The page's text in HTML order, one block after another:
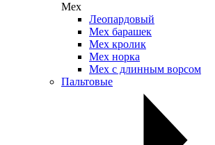
Мех
Леопардовый
Мех барашек
Мех кролик
Мех норка
Мех с длинным ворсом
Пальтовые